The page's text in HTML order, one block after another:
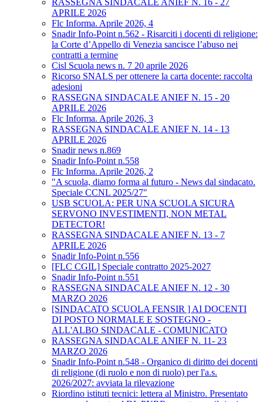
RASSEGNA SINDACALE ANIEF N. 16 - 27
APRILE 2026
Flc Informa. Aprile 2026, 4
Snadir Info-Point n.562 - Risarciti i docenti di religione:
la Corte d’Appello di Venezia sancisce l’abuso nei
contratti a termine
Cisl Scuola news n. 7 20 aprile 2026
Ricorso SNALS per ottenere la carta docente: raccolta
adesioni
RASSEGNA SINDACALE ANIEF N. 15 - 20
APRILE 2026
Flc Informa. Aprile 2026, 3
RASSEGNA SINDACALE ANIEF N. 14 - 13
APRILE 2026
Snadir news n.869
Snadir Info-Point n.558
Flc Informa. Aprile 2026, 2
"A scuola, diamo forma al futuro - News dal sindacato.
Speciale CCNL 2025/27"
USB SCUOLA: PER UNA SCUOLA SICURA
SERVONO INVESTIMENTI, NON METAL
DETECTOR!
RASSEGNA SINDACALE ANIEF N. 13 - 7
APRILE 2026
Snadir Info-Point n.556
[FLC CGIL] Speciale contratto 2025-2027
Snadir Info-Point n.551
RASSEGNA SINDACALE ANIEF N. 12 - 30
MARZO 2026
[SINDACATO SCUOLA FENSIR ] AI DOCENTI
DI POSTO NORMALE E SOSTEGNO -
ALL'ALBO SINDACALE - COMUNICATO
RASSEGNA SINDACALE ANIEF N. 11- 23
MARZO 2026
Snadir Info-Point n.548 - Organico di diritto dei docenti
di religione (di ruolo e non di ruolo) per l'a.s.
2026/2027: avviata la rilevazione
Riordino istituti tecnici: lettera al Ministro. Presentato